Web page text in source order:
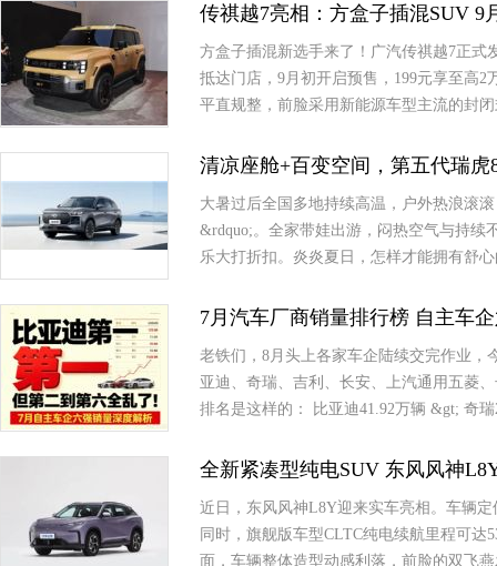
传祺越7亮相：方盒子插混SUV 9
方盒子插混新选手来了！广汽传祺越7正式
抵达门店，9月初开启预售，199元享至高
平直规整，前脸采用新能源车型主流的封
清凉座舱+百变空间，第五代瑞
大暑过后全国多地持续高温，户外热浪滚
&rdquo;。全家带娃出游，闷热空气与持续
乐大打折扣。炎炎夏日，怎样才能拥有舒
7月汽车厂商销量排行榜 自主车
老铁们，8月头上各家车企陆续交完作业，
亚迪、奇瑞、吉利、长安、上汽通用五菱
排名是这样的： 比亚迪41.92万辆 &gt; 奇
全新紧凑型纯电SUV 东风风神
近日，东风风神L8Y迎来实车亮相。车辆
同时，旗舰版车型CLTC纯电续航里程可
面，车辆整体造型动感利落，前脸的双飞